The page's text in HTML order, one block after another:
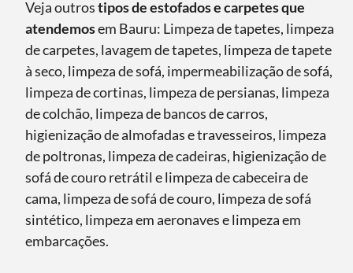
Veja outrostipos de estofados e carpetes que
atendemosem Bauru: Limpeza de tapetes, limpeza
de carpetes, lavagem de tapetes, limpeza de tapete
à seco, limpeza de sofá, impermeabilização de sofá,
limpeza de cortinas, limpeza de persianas, limpeza
de colchão, limpeza de bancos de carros,
higienização de almofadas e travesseiros, limpeza
de poltronas, limpeza de cadeiras, higienização de
sofá de couro retrátil e limpeza de cabeceira de
cama, limpeza de sofá de couro, limpeza de sofá
sintético, limpeza em aeronaves e limpeza em
embarcações.